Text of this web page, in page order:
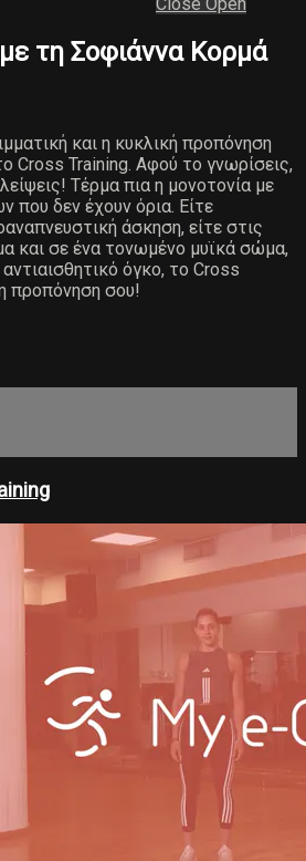
τη Σοφιάννα Κορμά
και η κυκλική προπόνηση
Cross Training. Αφού το γνωρίσεις,
Τέρμα πια η μονοτονία με
που δεν έχουν όρια. Είτε
άσκηση, είτε στις
και σε ένα τονωμένο μυϊκά σώμα,
όγκο, το Cross
προπόνηση σου!